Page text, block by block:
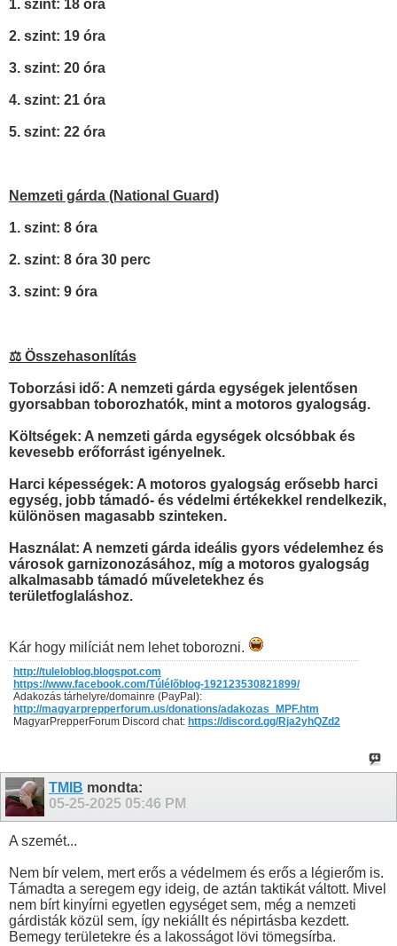
1. szint: 18 óra
2. szint: 19 óra
3. szint: 20 óra
4. szint: 21 óra
5. szint: 22 óra
Nemzeti gárda (National Guard)
1. szint: 8 óra
2. szint: 8 óra 30 perc
3. szint: 9 óra
⚖️ Összehasonlítás
Toborzási idő: A nemzeti gárda egységek jelentősen
gyorsabban toborozhatók, mint a motoros gyalogság.
Költségek: A nemzeti gárda egységek olcsóbbak és
kevesebb erőforrást igényelnek.
Harci képességek: A motoros gyalogság erősebb harci
egység, jobb támadó- és védelmi értékekkel rendelkezik,
különösen magasabb szinteken.
Használat: A nemzeti gárda ideális gyors védelemhez és
városok garnizonozásához, míg a motoros gyalogság
alkalmasabb támadó műveletekhez és
területfoglaláshoz.
Kár hogy milíciát nem lehet toborozni.
http://tuleloblog.blogspot.com
https://www.facebook.com/Túlélõblog-192123530821899/
Adakozás tárhelyre/domainre (PayPal):
http://magyarprepperforum.us/donations/adakozas_MPF.htm
MagyarPrepperForum Discord chat: https://discord.gg/Rja2yhQZd2
TMIB mondta:
05-25-2025 05:46 PM
A szemét...
Nem bír velem, mert erős a védelmem és erős a légierőm is.
Támadta a seregem egy ideig, de aztán taktikát váltott. Mivel
nem bírt kinyírni egyetlen egységet sem, még a nemzeti
gárdisták közül sem, így nekiállt és népirtásba kezdett.
Bemegy területekre és a lakosságot lövi tömegsírba.